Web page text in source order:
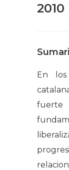
2010
Sumari
En